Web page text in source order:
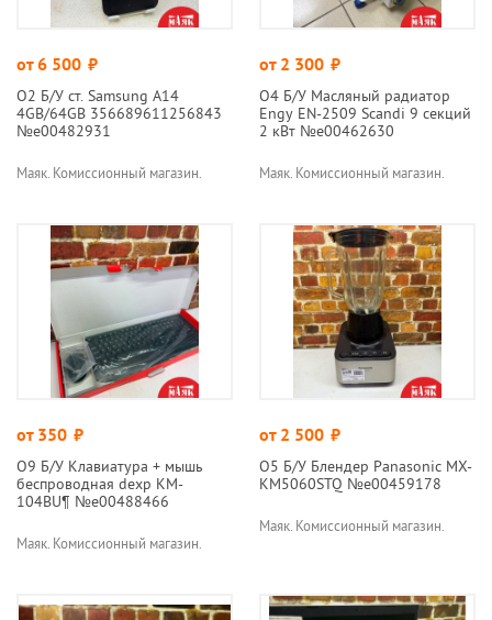
от 6 500 руб.
О2 Б/У ст. Samsung A14
4GB/64GB 356689611256843
№e00482931
Маяк. Комиссионный магазин.
от 2 300 руб.
О4 Б/У Масляный радиатор
Engy EN-2509 Scandi 9 секций
2 кВт №e00462630
Маяк. Комиссионный магазин.
от 350 руб.
О9 Б/У Клавиатура + мышь
беспроводная dexp KM-
104BU¶ №e00488466
Маяк. Комиссионный магазин.
от 2 500 руб.
О5 Б/У Блендер Panasonic MX-
KM5060STQ №e00459178
Маяк. Комиссионный магазин.